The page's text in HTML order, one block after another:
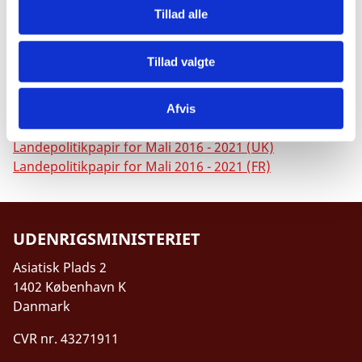
Tillad alle
Tillad valgte
Afvis
Download
Landepolitikpapir for Mali 2016 - 2021 (DK)
Landepolitikpapir for Mali 2016 - 2021 (UK)
Landepolitikpapir for Mali 2016 - 2021 (FR)
UDENRIGSMINISTERIET
Asiatisk Plads 2
1402 København K
Danmark
CVR nr. 43271911